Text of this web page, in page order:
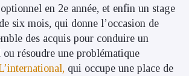
en 2e année, et enfin un stage
six mois, qui donne l’occasion de
des acquis pour conduire un
résoudre une problématique
qui occupe une place de